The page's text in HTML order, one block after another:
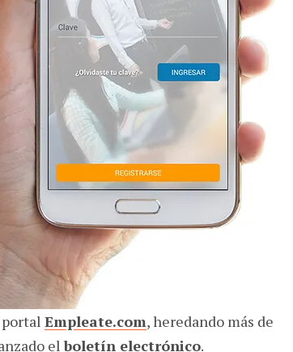
Empleate.com, heredando más de
elboletín electrónico.